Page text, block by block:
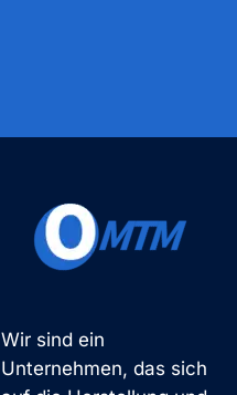
Wir sind ein
Unternehmen, das sich